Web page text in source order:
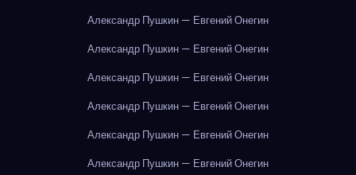
Александр Пушкин — Евгений Онегин
Александр Пушкин — Евгений Онегин
Александр Пушкин — Евгений Онегин
Александр Пушкин — Евгений Онегин
Александр Пушкин — Евгений Онегин
Александр Пушкин — Евгений Онегин